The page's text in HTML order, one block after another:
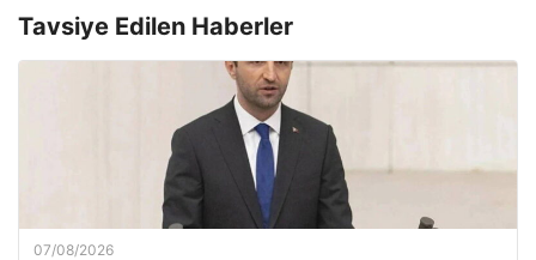
Tavsiye Edilen Haberler
07/08/2026